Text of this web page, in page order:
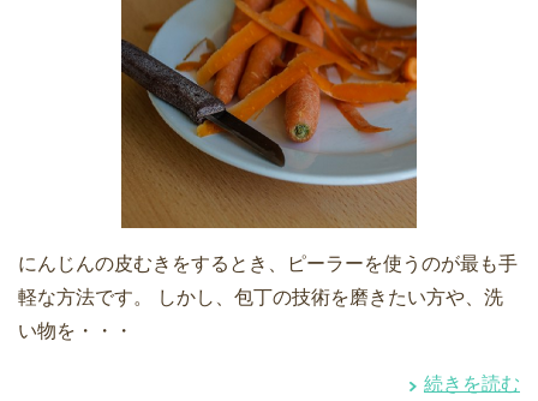
にんじんの皮むきをするとき、ピーラーを使うのが最も手
軽な方法です。 しかし、包丁の技術を磨きたい方や、洗
い物を・・・
続きを読む